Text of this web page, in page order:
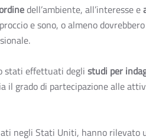
dell’ambiente, all’interesse e
e sono, o almeno
stati effettuati degli studi per
il grado di partecipazione alle
negli Stati Uniti, hanno rilevato